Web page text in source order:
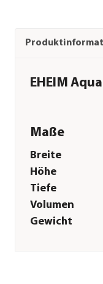
EHEIM
Maße
Breite
Höhe
Tiefe
Volumen
Gewicht